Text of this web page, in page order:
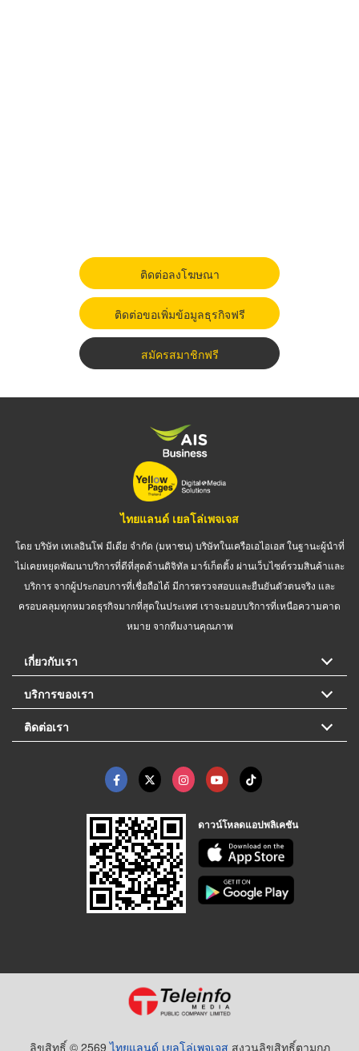
ติดต่อลงโฆษณา
ติดต่อขอเพิ่มข้อมูลธุรกิจฟรี
สมัครสมาชิกฟรี
ไทยแลนด์ เยลโล่เพจเจส
โดย บริษัท เทเลอินโฟ มีเดีย จำกัด (มหาชน) บริษัทในเครือเอไอเอส ในฐานะผู้นำที่
ไม่เคยหยุดพัฒนาบริการที่ดีที่สุดด้านดิจิทัล มาร์เก็ตติ้ง ผ่านเว็บไซต์รวมสินค้าและ
บริการ จากผู้ประกอบการที่เชื่อถือได้ มีการตรวจสอบและยืนยันตัวตนจริง และ
ครอบคลุมทุกหมวดธุรกิจมากที่สุดในประเทศ เราจะมอบบริการที่เหนือความคาด
หมาย จากทีมงานคุณภาพ
เกี่ยวกับเรา
บริการของเรา
ติดต่อเรา
ดาวน์โหลดแอปพลิเคชัน
ลิขสิทธิ์ © 2569ไทยแลนด์ เยลโล่เพจเจส สงวนลิขสิทธิ์ตามกฏ